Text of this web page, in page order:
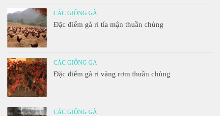
CÁC GIỐNG GÀ
Đặc điểm gà ri tía mận thuần chủng
CÁC GIỐNG GÀ
Đặc điểm gà ri vàng rơm thuần chủng
CÁC GIỐNG GÀ